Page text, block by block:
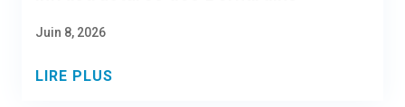
Juin 8, 2026
LIRE PLUS